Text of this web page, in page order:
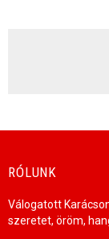
RÓLUNK
Válogatott
szeretet, öröm,